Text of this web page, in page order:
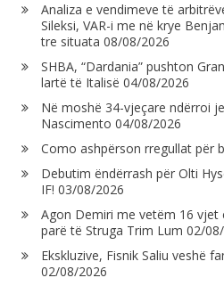
Analiza e vendimeve të
Sileksi, VAR-i me në krye
tre situata 08/08/2026
SHBA, “Dardania” pushton
lartë të Italisë 04/08/2026
Në moshë 34-vjeçare ndërroi
Nascimento 04/08/2026
Como ashpërson rregullat për
Debutim ëndërrash për Olti
IF! 03/08/2026
Agon Demiri me vetëm 16 vjet
parë të Struga Trim Lum 02/
Ekskluzive, Fisnik Saliu veshë
02/08/2026